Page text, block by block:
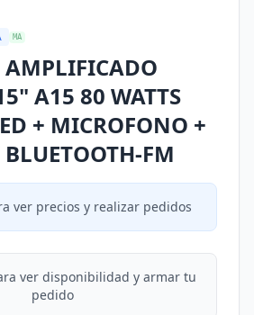
MA
AMPLIFICADO
A15 80 WATTS
+ MICROFONO +
BLUETOOTH-FM
ver precios y realizar pedidos
ver disponibilidad y armar tu
pedido